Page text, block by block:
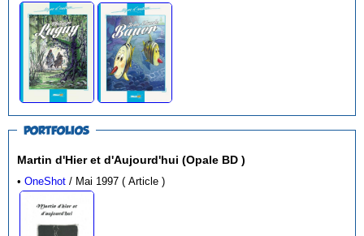
PORTFOLIOS
Martin d'Hier et d'Aujourd'hui (Opale BD )
•OneShot / Mai 1997 ( Article )